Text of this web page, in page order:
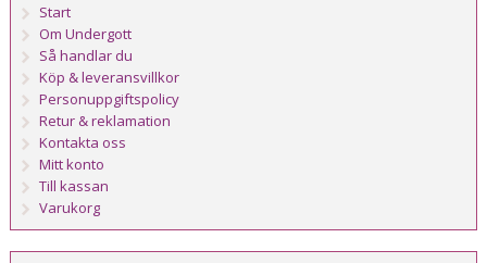
Start
Om Undergott
Så handlar du
Köp & leveransvillkor
Personuppgiftspolicy
Retur & reklamation
Kontakta oss
Mitt konto
Till kassan
Varukorg